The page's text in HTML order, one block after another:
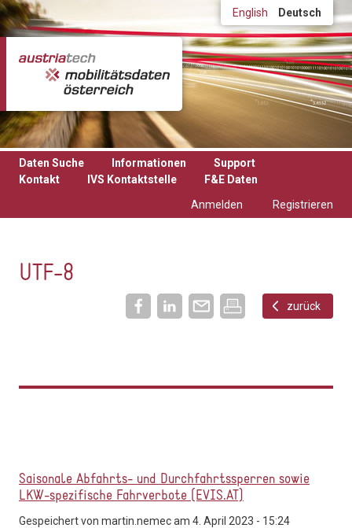
Direkt zum Inhalt English Deutsch
Daten Suche Informationen
Support
Kontakt
IVS Kontaktstelle
F&E Daten
Anmelden
Registrieren
UTF-8
zurück
Saisonale Abfahrts- und Durchfahrtssperren sowie
LKW-spezifische Fahrverbote (EVIS.AT)
Gespeichert von martin.nemecam 4. April 2023 - 15:24